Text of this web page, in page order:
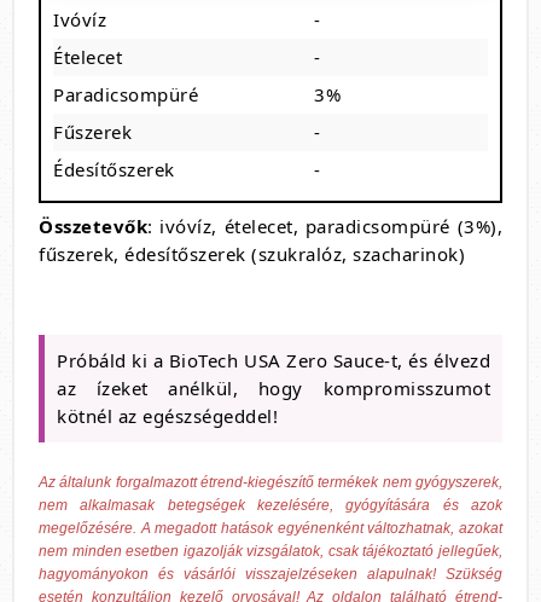
Ivóvíz
-
Ételecet
-
Paradicsompüré
3%
Fűszerek
-
Édesítőszerek
-
Összetevők: ivóvíz, ételecet, paradicsompüré (3%),
fűszerek, édesítőszerek (szukralóz, szacharinok)
Próbáld ki a BioTech USA Zero Sauce-t, és élvezd
az ízeket anélkül, hogy kompromisszumot
kötnél az egészségeddel!
Az általunk forgalmazott étrend-kiegészítő termékek nem gyógyszerek,
nem alkalmasak betegségek kezelésére, gyógyítására és azok
megelőzésére. A megadott hatások egyénenként változhatnak, azokat
nem minden esetben igazolják vizsgálatok, csak tájékoztató jellegűek,
hagyományokon és vásárlói visszajelzéseken alapulnak! Szükség
esetén konzultáljon kezelő orvosával! Az oldalon található étrend-